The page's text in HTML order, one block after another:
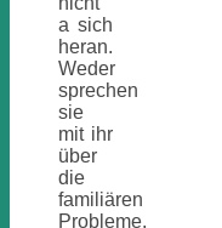
a sich
heran.
Weder
sprechen
sie
mit ihr
über
die
familiären
Probleme,